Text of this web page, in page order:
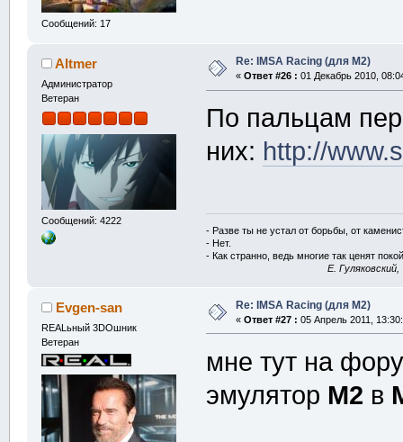
Сообщений: 17
Altmer
Администратор
Ветеран
Сообщений: 4222
Re: IMSA Racing (для M2)
« Ответ #26 : 01 Декабрь 2010,
По пальцам
них: http://
- Разве ты не устал от борьбы, от
- Нет.
- Как странно, ведь многие так ценят
E.
Evgen-san
REALьный 3DOшник
Ветеран
Re: IMSA Racing (для M2)
« Ответ #27 : 05 Апрель 2011,
мне тут на
эмулятор M2 в